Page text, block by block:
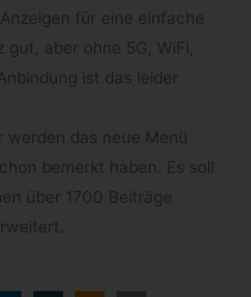
für eine ein­fa­che
aber ohne 5G, WiFi,
ist das lei­der
das neue Menü
bemerkt haben. Es soll
über 1700 Bei­träge